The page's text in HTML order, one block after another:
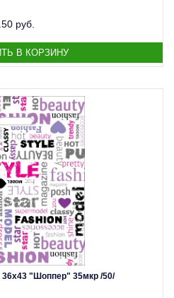
руб.
36х43 "Шоппер" 35мкр /50/